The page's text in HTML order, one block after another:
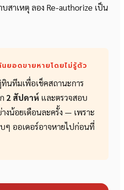
สาเหตุ ลอง Re-authorize เป็น
ยอดขายหายโดยไม่รู้ตัว
นทีมเพื่อเช็คสถานะการ
2 สัปดาห์ และตรวจสอบ
งน้อยเดือนละครั้ง — เพราะ
ๆ ออเดอร์อาจหายไปก่อนที่